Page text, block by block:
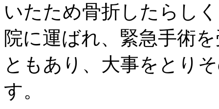
いたため骨折したらし
院に運ばれ、緊急手術
ともあり、大事をとり
す。